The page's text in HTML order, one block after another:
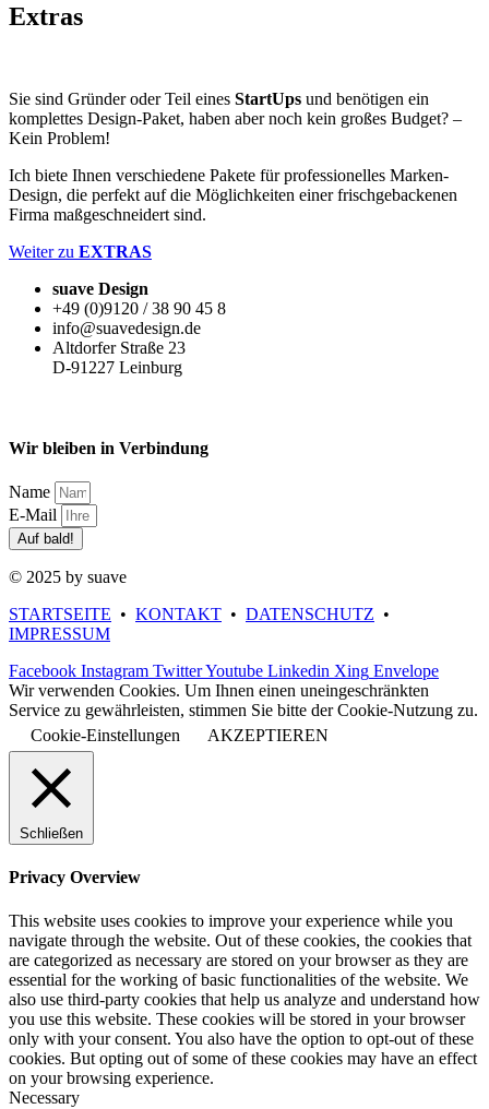
Extras
Sie sind Gründer oder Teil eines StartUps und benötigen ein
komplettes Design-Paket, haben aber noch kein großes Budget? –
Kein Problem!
Ich biete Ihnen verschiedene Pakete für professionelles Marken-
Design, die perfekt auf die Möglichkeiten einer frischgebackenen
Firma maßgeschneidert sind.
Weiter zu EXTRAS
suave Design
+49 (0)9120 / 38 90 45 8
info@suavedesign.de
Altdorfer Straße 23
D-91227 Leinburg
Wir bleiben in Verbindung
Name
E-Mail
Auf bald!
© 2025 by suave
STARTSEITE • KONTAKT • DATENSCHUTZ •
IMPRESSUM
Facebook Instagram TwitterYoutube Linkedin Xing Envelope
Wir verwenden Cookies. Um Ihnen einen uneingeschränkten
Service zu gewährleisten, stimmen Sie bitte der Cookie-Nutzung zu.
Cookie-Einstellungen
AKZEPTIEREN
Schließen
Privacy Overview
This website uses cookies to improve your experience while you
navigate through the website. Out of these cookies, the cookies that
are categorized as necessary are stored on your browser as they are
essential for the working of basic functionalities of the website. We
also use third-party cookies that help us analyze and understand how
you use this website. These cookies will be stored in your browser
only with your consent. You also have the option to opt-out of these
cookies. But opting out of some of these cookies may have an effect
on your browsing experience.
Necessary